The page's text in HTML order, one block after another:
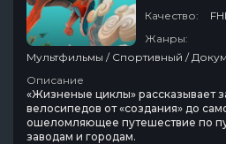
Качество:
Жанры:
Мультфильмы / Спортивный /
Описание
«Жизненые циклы» рассказывает
велосипедов от «создания» до
ошеломляющее путешествие по
заводам и городам.